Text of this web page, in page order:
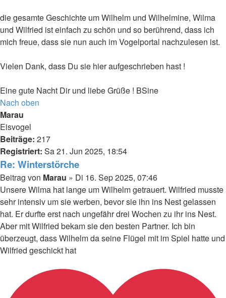
die gesamte Geschichte um Wilhelm und Wilhelmine, Wilma
und Wilfried ist einfach zu schön und so berührend, dass ich
mich freue, dass sie nun auch im Vogelportal nachzulesen ist.
Vielen Dank, dass Du sie hier aufgeschrieben hast !
Eine gute Nacht Dir und liebe Grüße ! BSine
Nach oben
Marau
Eisvogel
Beiträge: 217
Registriert: Sa 21. Jun 2025, 18:54
Re: Winterstörche
Beitrag von Marau » Di 16. Sep 2025, 07:46
Unsere Wilma hat lange um Wilhelm getrauert. Wilfried musste
sehr intensiv um sie werben, bevor sie ihn ins Nest gelassen
hat. Er durfte erst nach ungefähr drei Wochen zu ihr ins Nest.
Aber mit Wilfried bekam sie den besten Partner. Ich bin
überzeugt, dass Wilhelm da seine Flügel mit im Spiel hatte und
Wilfried geschickt hat